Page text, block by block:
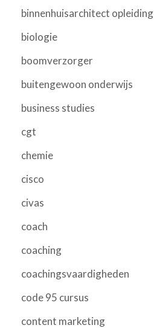
binnenhuisarchitect opleiding
biologie
boomverzorger
buitengewoon onderwijs
business studies
cgt
chemie
cisco
civas
coach
coaching
coachingsvaardigheden
code 95 cursus
content marketing